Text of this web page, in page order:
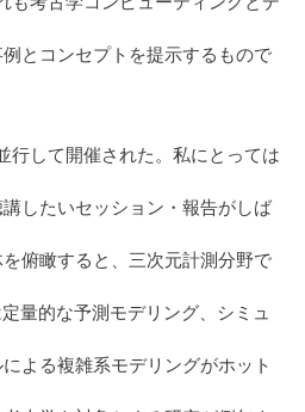
とコンセプトを提示するもので
行して開催された。私にとっては
したいセッション・報告がしば
俯瞰すると、三次元計測分野で
量的な予測モデリング、シミュ
よる複雑系モデリングがホット